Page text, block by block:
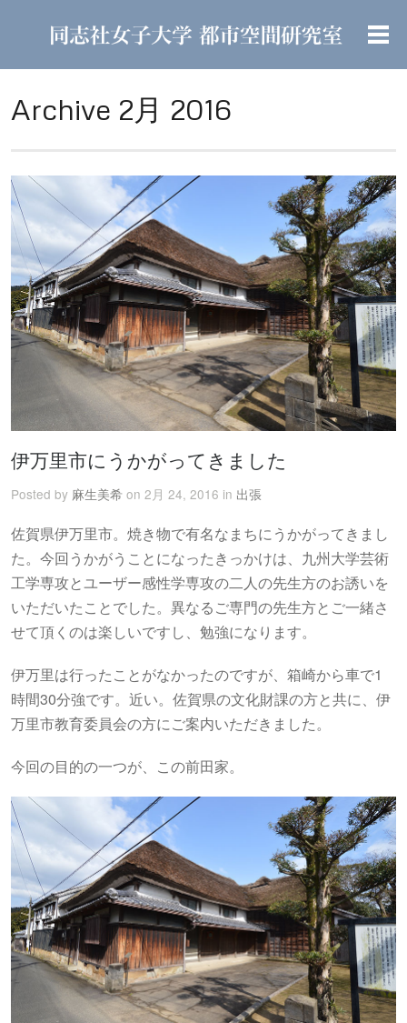
Archive 2月 2016
伊万里市にうかがってきました
Posted by 麻生美希 on 2月 24, 2016 in 出張
佐賀県伊万里市。焼き物で有名なまちにうかがってきまし
た。今回うかがうことになったきっかけは、九州大学芸術
工学専攻とユーザー感性学専攻の二人の先生方のお誘いを
いただいたことでした。異なるご専門の先生方とご一緒さ
せて頂くのは楽しいですし、勉強になります。
伊万里は行ったことがなかったのですが、箱崎から車で1
時間30分強です。近い。佐賀県の文化財課の方と共に、伊
万里市教育委員会の方にご案内いただきました。
今回の目的の一つが、この前田家。